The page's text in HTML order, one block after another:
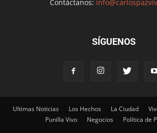
Contáctanos:
SÍGUENOS
Ultimas Noticias Los Hechos La Ciudad
Punilla Vivo
Negocios Política de